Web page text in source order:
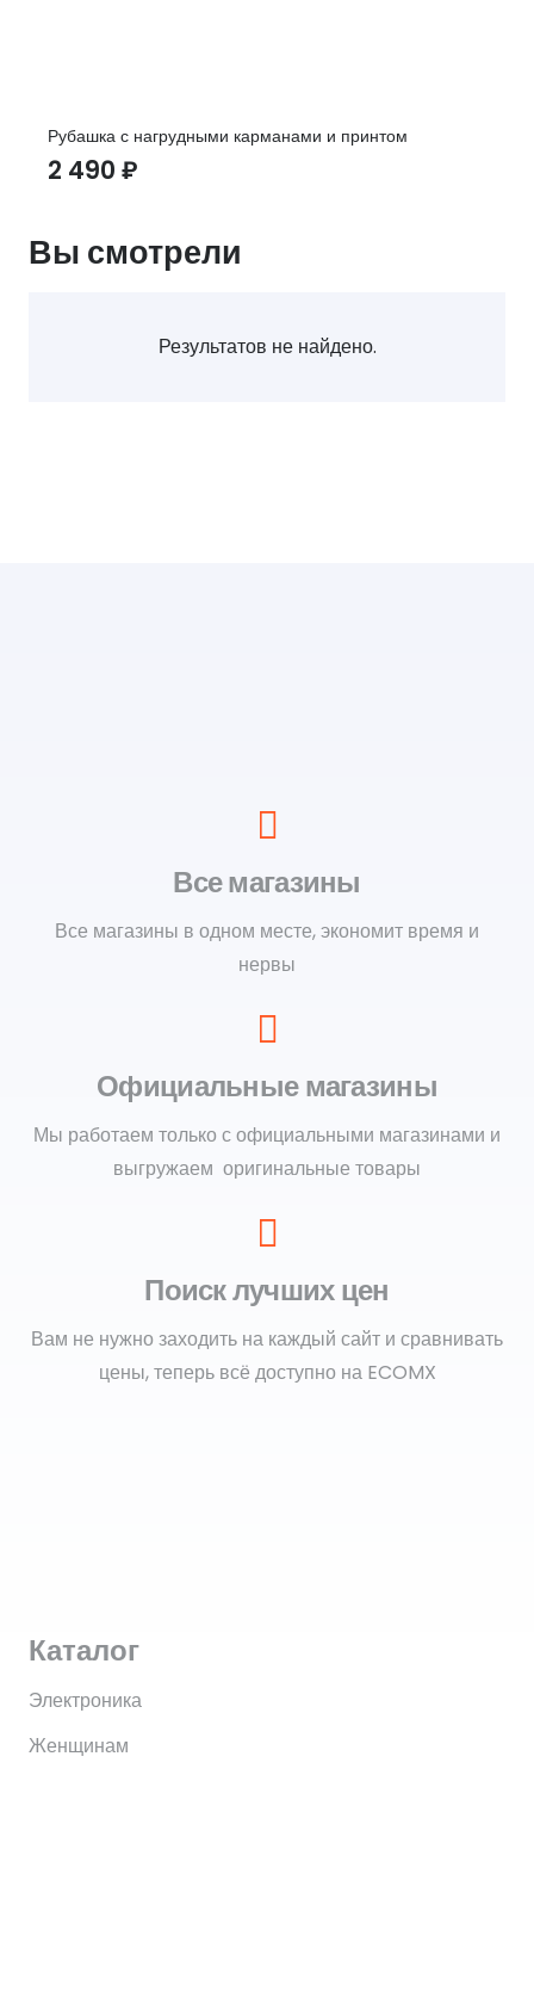
Рубашка с нагрудными карманами и принтом
2 490 ₽
Вы смотрели
Результатов не найдено.
Все магазины
Все магазины в одном месте, экономит время и
нервы
Официальные магазины
Мы работаем только с официальными магазинами и
выгружаем оригинальные товары
Поиск лучших цен
Вам не нужно заходить на каждый сайт и сравнивать
цены, теперь всё доступно на ECOMX
Каталог
Электроника
Женщинам